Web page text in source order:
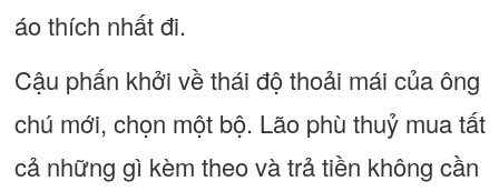
áo thích nhất đi.
Cậu phấn khởi về thái độ thoải mái của ông
chú mới, chọn một bộ. Lão phù thuỷ mua tất
cả những gì kèm theo và trả tiền không cần